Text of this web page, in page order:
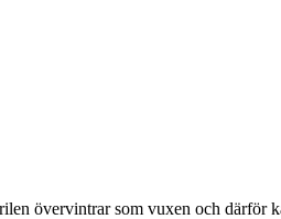
övervintrar som vuxen och därför